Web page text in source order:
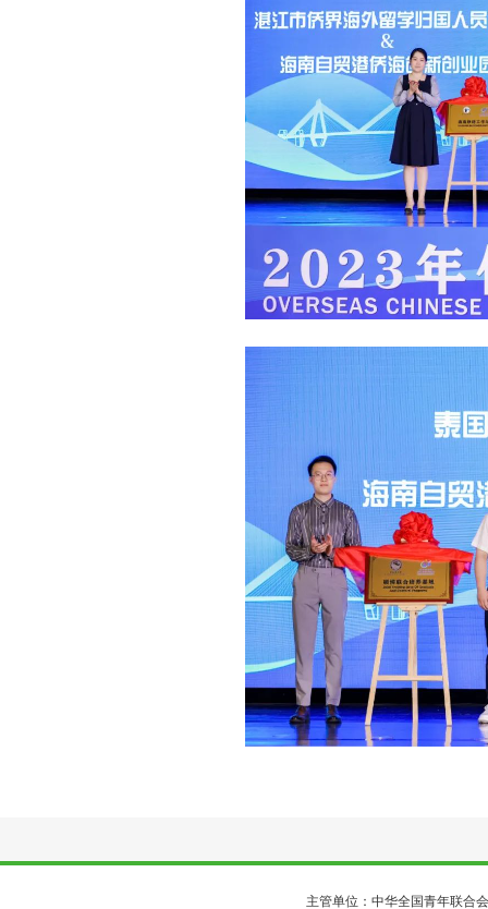
主管单位：中华全国青年联合会